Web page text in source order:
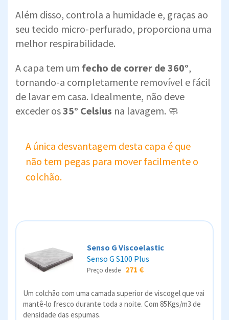
Além disso, controla a humidade e, graças ao
seu tecido micro-perfurado, proporciona uma
melhor respirabilidade.
A capa tem um fecho de correr de 360°,
tornando-a completamente removível e fácil
de lavar em casa. Idealmente, não deve
exceder os35° Celsius na lavagem. 🧼
A única desvantagem desta capa é que
não tem pegas para mover facilmente o
colchão.
Senso G Viscoelastic
Senso G S100 Plus
Preço desde 271 €
Um colchão com uma camada superior de viscogel que vai
mantê-lo fresco durante toda a noite. Com 85Kgs/m3 de
densidade das espumas.